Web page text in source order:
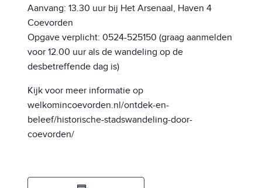
Aanvang: 13.30 uur bij Het Arsenaal, Haven 4
Coevorden
Opgave verplicht: 0524-525150 (graag aanmelden
voor 12.00 uur als de wandeling op de
desbetreffende dag is)
Kijk voor meer informatie op
welkomincoevorden.nl/ontdek-en-
beleef/historische-stadswandeling-door-
coevorden/